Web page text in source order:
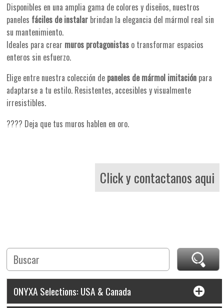
Disponibles en una amplia gama de colores y diseños, nuestros
paneles fáciles de instalar brindan la elegancia del mármol real sin
su mantenimiento.
Ideales para crear muros protagonistas o transformar espacios
enteros sin esfuerzo.
Elige entre nuestra colección de paneles de mármol imitación para
adaptarse a tu estilo. Resistentes, accesibles y visualmente
irresistibles.
???? Deja que tus muros hablen en oro.
Click y contactanos aqui
ONYXA Selections: USA & Canada